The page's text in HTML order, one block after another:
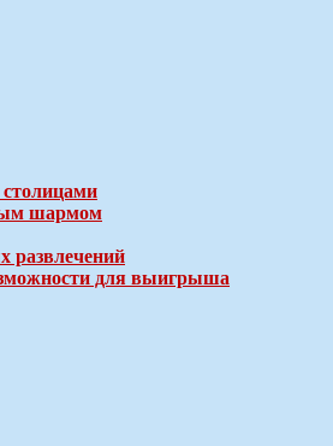
шармом
развлечений
для выигрыша